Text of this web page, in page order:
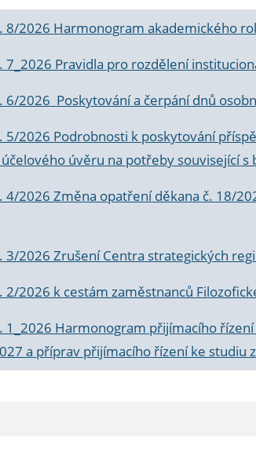
8/2026 Harmonogram akademického
7_2026 Pravidla pro rozdělení
6/2026 Poskytování a čerpání dnů
5/2026 Podrobnosti k poskytování
úvěru na potřeby související
4/2026 Změna opatření děkana č. 18/
3/2026 Zrušení Centra strategických
2/2026 k cestám zaměstnanců
1_2026 Harmonogram přijímacího
a příprav přijímacího řízení ke